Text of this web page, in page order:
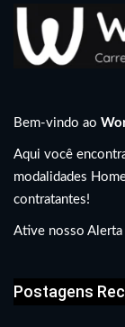
Bem-vindo ao
Aqui você
modalidades
contratantes!
Ative nosso Alerta
Postagens